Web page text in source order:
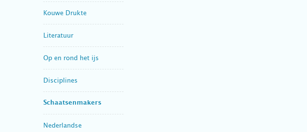
Kouwe Drukte
Literatuur
Op en rond het ijs
Disciplines
Schaatsenmakers
Nederlandse